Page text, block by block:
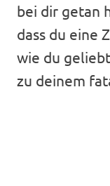
bei dir getan
dass du eine
wie du
zu deinem